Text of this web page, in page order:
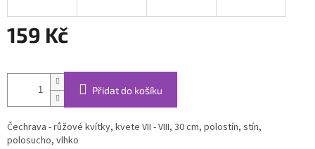
159 Kč
cena:
Přidat do košíku
Čechrava - růžové kvítky, kvete VII - VIII, 30 cm, polostín, stín,
polosucho, vlhko